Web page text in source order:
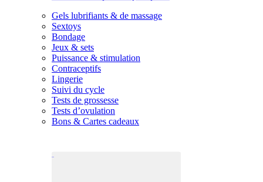
Gels lubrifiants & de massage
Sextoys
Bondage
Jeux & sets
Puissance & stimulation
Contraceptifs
Lingerie
Suivi du cycle
Tests de grossesse
Tests d’ovulation
Bons & Cartes cadeaux